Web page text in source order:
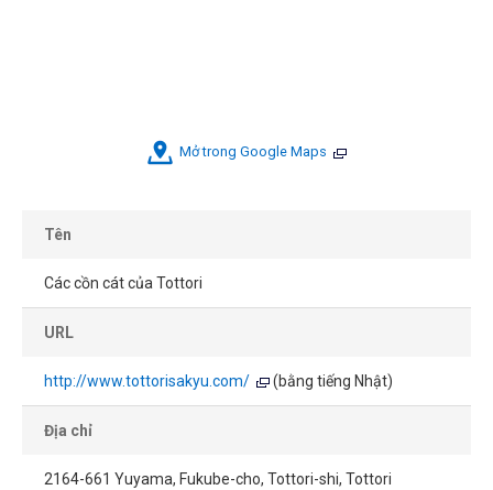
Mở trong Google Maps
Tên
Các cồn cát của Tottori
URL
http://www.tottorisakyu.com/ (bằng tiếng Nhật)
Địa chỉ
2164-661 Yuyama, Fukube-cho, Tottori-shi, Tottori